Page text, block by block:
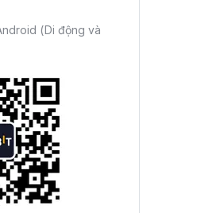
(Di động và